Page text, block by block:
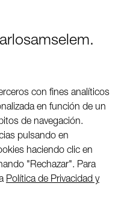
con fines analíticos
en función de un
de navegación.
pulsando en
haciendo clic en
"Rechazar". Para
Política de Privacidad y